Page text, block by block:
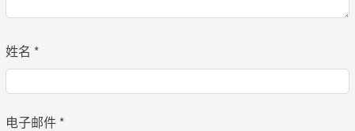
姓名 *
电子邮件 *